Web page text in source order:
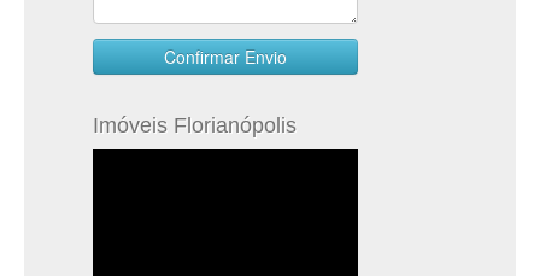
Imóveis Florianópolis